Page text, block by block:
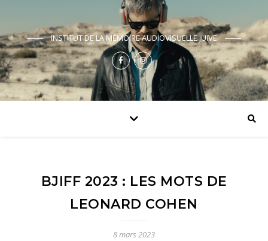
INSTITUT DE LA MÉMOIRE AUDIOVISUELLE JUIVE
BJIFF 2023 : LES MOTS DE
LEONARD COHEN
8 mars 2023